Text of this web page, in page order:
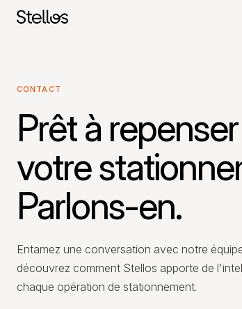
CONTACT
Prêt à repenser
votre
Parlons-en.
Entamez une conversation avec notre
découvrez comment Stellos apporte de
chaque opération de stationnement.
English Français
Polski English
GERMANY
Deutsch English